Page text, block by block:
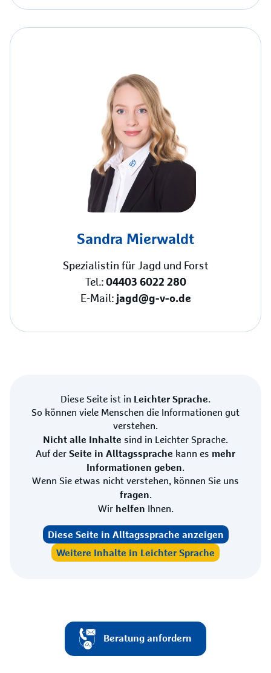
Sandra Mierwaldt
Spezialistin für Jagd und Forst
Tel.: 04403 6022 280
E-Mail: jagd@g-v-o.de
Diese Seite ist in Leichter Sprache.
So können viele Menschen die Informationen gut
verstehen.
Nicht alle Inhalte sind in Leichter Sprache.
Auf der Seite in Alltagssprache kann es mehr
Informationen geben.
Wenn Sie etwas nicht verstehen, können Sie uns
fragen.
Wir helfen Ihnen.
Diese Seite in Alltagssprache anzeigen
Weitere Inhalte in Leichter Sprache
Beratung anfordern